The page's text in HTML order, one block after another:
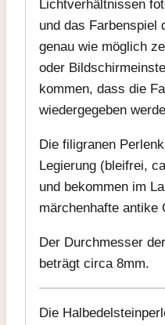
Lichtverhältnissen
und das Farbenspiel
genau wie möglich
oder
kommen, dass die
wiedergegeben
Die filigranen
Legierung (bleifrei,
und bekommen im
märchenhafte antike
Der Durchmesser
beträgt circa 8mm.
Die